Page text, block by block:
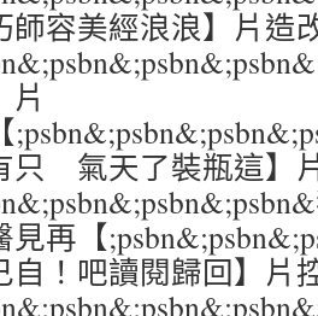
容美經浪浪】片造
片
只 氣天了裝瓶這】
再【
自！吧讀閱歸回】片